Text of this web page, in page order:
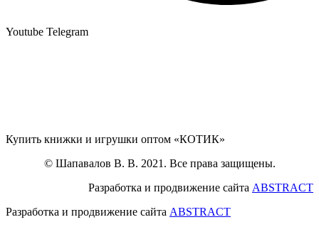
Youtube Telegram
Купить книжки и игрушки оптом «КОТИК»
© Шапавалов В. В. 2021. Все права защищены.
Разработка и продвижение сайта ABSTRACT
Разработка и продвижение сайта ABSTRACT